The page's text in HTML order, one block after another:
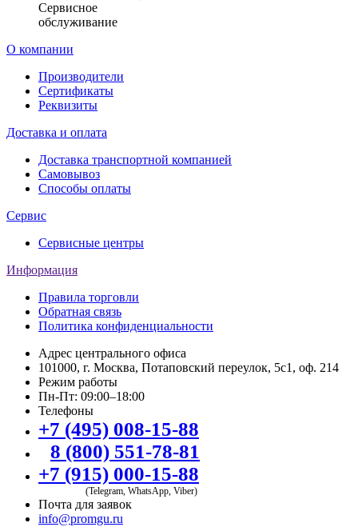
Сервисное
обслуживание
О компании
Производители
Сертификаты
Реквизиты
Доставка и оплата
Доставка транспортной компанией
Самовывоз
Способы оплаты
Сервис
Сервисные центры
Информация
Правила торговли
Обратная связь
Политика конфиденциальности
Адрес центрального офиса
101000, г. Москва, Потаповский переулок, 5с1, оф. 214
Режим работы
Пн-Пт: 09:00–18:00
Телефоны
+7 (495) 008-15-88
8 (800) 551-78-81
+7 (915) 000-15-88
(Telegram, WhatsApp, Viber)
Почта для заявок
info@promgu.ru